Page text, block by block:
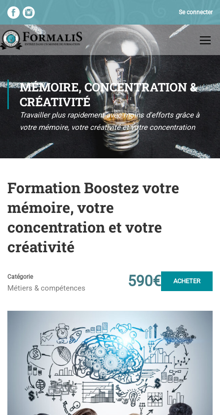
Se connecter
MÉMOIRE, CONCENTRATION &
CRÉATIVITÉ
Travailler plus rapidement avec moins d’efforts grâce à
votre mémoire, votre créativité et votre concentration
Formation Boostez votre
mémoire, votre
concentration et votre
créativité
Catégorie
Métiers & compétences 590€ ACHETER